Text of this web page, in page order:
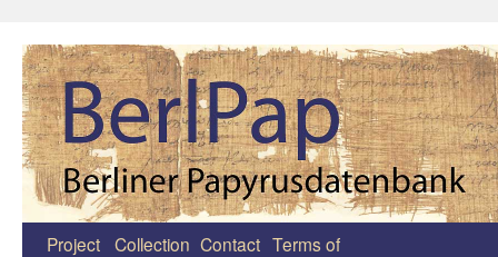
Zum
Project Collection Contact Terms of